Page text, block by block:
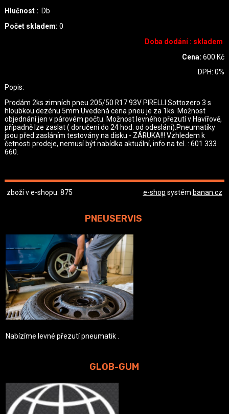
Hlučnost : Db
Počet skladem: 0
Doba dodání : skladem
Cena: 600 Kč
DPH:0%
Popis:
Prodám 2ks zimních pneu 205/50 R17 93V PIRELLI Sottozero 3 s
hloubkou dezénu 5mm.Uvedená cena pneu je za 1ks. Možnost
objednání jen v párovém počtu. Možnost levného přezutí v Havířově,
případně lze zaslat ( doručení do 24 hod. od odeslání).Pneumatiky
jsou před zasláním testovány na disku - ZÁRUKA!!! Vzhledem k
četnosti prodeje, nemusí být nabídka aktuální, info na tel. : 601 333
660.
zboží v e-shopu: 875 e-shop systém banan.cz
PNEUSERVIS
Nabízíme levné přezutí pneumatik .
GLOB-GUM